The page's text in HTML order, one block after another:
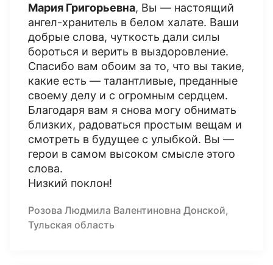
Мария Григорьевна, Вы — настоящий
ангел-хранитель в белом халате. Ваши
добрые слова, чуткость дали силы
бороться и верить в выздоровление.
Спасибо вам обоим за то, что вы такие,
какие есть — талантливые, преданные
своему делу и с огромным сердцем.
Благодаря вам я снова могу обнимать
близких, радоваться простым вещам и
смотреть в будущее с улыбкой. Вы —
герои в самом высоком смысле этого
слова.
Низкий поклон!
Розова Людмила Валентиновна Донской,
Тульская область